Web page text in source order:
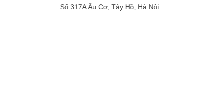
Số 317A Âu Cơ, Tây Hồ, Hà Nội